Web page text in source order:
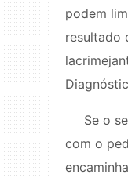
podem
resultado
Se o
com o